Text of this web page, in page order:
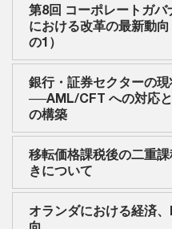
第8回 コーポレートガ
における改革の最新動
の1）
銀行・証券セクターの
──AML/CFT への対応
の構築
移転価格課税後の二重
きについて
オランダにおける経済
向